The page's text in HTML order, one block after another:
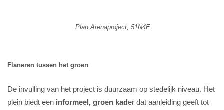
Plan Arenaproject, 51N4E
Flaneren tussen het groen
De invulling van het project is duurzaam op stedelijk niveau. Het
plein biedt een informeel, groen kader dat aanleiding geeft tot